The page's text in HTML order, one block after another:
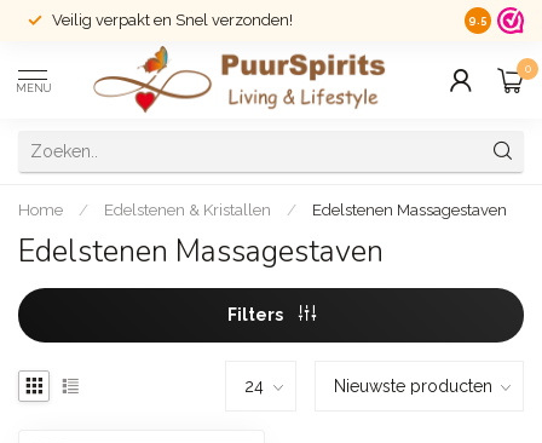
Veilig verpakt en Snel verzonden! 14 dagen
9.5
MENU
0
Home / Edelstenen & Kristallen / Edelstenen Massagestaven
Edelstenen Massagestaven
Filters